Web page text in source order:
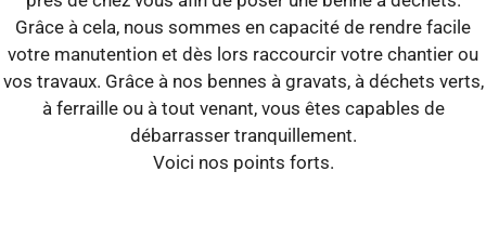
Grâce à cela, nous sommes en capacité de rendre facile
votre manutention et dès lors raccourcir votre chantier ou
vos travaux. Grâce à nos bennes à gravats, à déchets verts,
à ferraille ou à tout venant, vous êtes capables de
débarrasser tranquillement.
Voici nos points forts.